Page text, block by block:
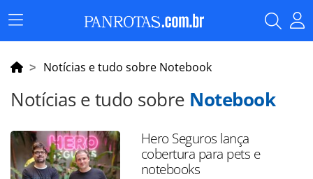
Menu
Principal
Notícias e tudo sobre Notebook
Notícias e tudo sobre Notebook
Hero Seguros lança
cobertura para pets e
notebooks